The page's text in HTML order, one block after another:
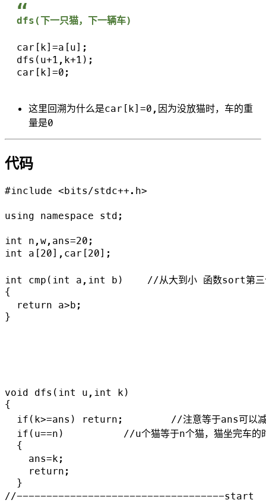
dfs(下一只猫，下一辆车)
  car[k]=a[u];
  dfs(u+1,k+1);
  car[k]=0;
这里回溯为什么是car[k]=0,因为没放猫时，车的重
量是0
代码
#include <bits/stdc++.h>
using namespace std;
int n,w,ans=20;
int a[20],car[20];
int cmp(int a,int b)    //从大到小 函数sort第三
{
  return a>b;
}
void dfs(int u,int k)
{
if(k>=ans) return;        //注意等于ans可以减
if(u==n)          //u个猫等于n个猫，猫坐完车的
  {
    ans=k;
    return;
  }
//-----------------------------------start